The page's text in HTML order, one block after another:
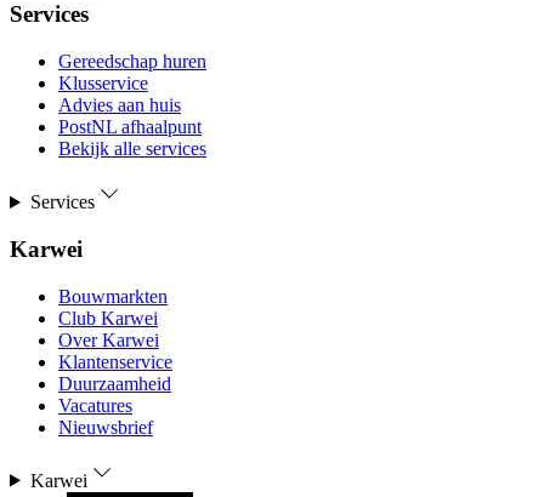
Services
Gereedschap huren
Klusservice
Advies aan huis
PostNL afhaalpunt
Bekijk alle services
Services
Karwei
Bouwmarkten
Club Karwei
Over Karwei
Klantenservice
Duurzaamheid
Vacatures
Nieuwsbrief
Karwei